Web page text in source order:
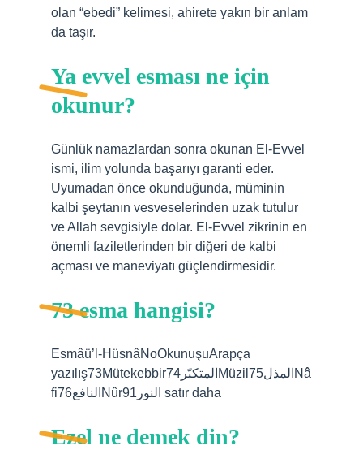
olan “ebedi” kelimesi, ahirete yakın bir anlam
da taşır.
Ya evvel esması ne için
okunur?
Günlük namazlardan sonra okunan El-Evvel
ismi, ilim yolunda başarıyı garanti eder.
Uyumadan önce okunduğunda, müminin
kalbi şeytanın vesveselerinden uzak tutulur
ve Allah sevgisiyle dolar. El-Evvel zikrinin en
önemli faziletlerinden bir diğeri de kalbi
açması ve maneviyatı güçlendirmesidir.
73 esma hangisi?
Esmâü’l-HüsnâNoOkunuşuArapça
yazılış73Mütekebbirالمتكبّر74Müzilالمذل75Nâ
fiالنافع76Nûrالنور91 satır daha
Ezel ne demek din?